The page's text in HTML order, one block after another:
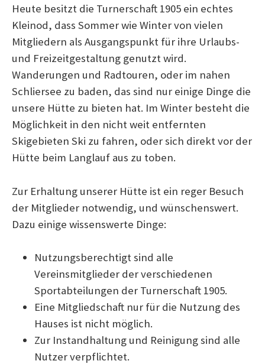
Heute besitzt die Turnerschaft 1905 ein echtes
Kleinod, dass Sommer wie Winter von vielen
Mitgliedern als Ausgangspunkt für ihre Urlaubs-
und Freizeitgestaltung genutzt wird.
Wanderungen und Radtouren, oder im nahen
Schliersee zu baden, das sind nur einige Dinge die
unsere Hütte zu bieten hat. Im Winter besteht die
Möglichkeit in den nicht weit entfernten
Skigebieten Ski zu fahren, oder sich direkt vor der
Hütte beim Langlauf aus zu toben.
Zur Erhaltung unserer Hütte ist ein reger Besuch
der Mitglieder notwendig, und wünschenswert.
Dazu einige wissenswerte Dinge:
Nutzungsberechtigt sind alle
Vereinsmitglieder der verschiedenen
Sportabteilungen der Turnerschaft 1905.
Eine Mitgliedschaft nur für die Nutzung des
Hauses ist nicht möglich.
Zur Instandhaltung und Reinigung sind alle
Nutzer verpflichtet.